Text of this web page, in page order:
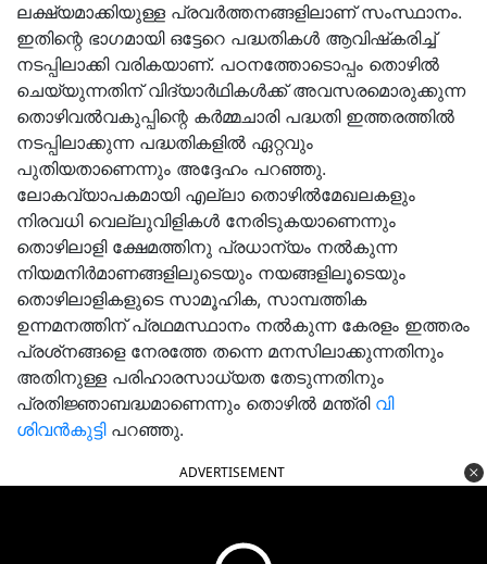
ലക്ഷ്യമാക്കിയുള്ള പ്രവർത്തനങ്ങളിലാണ് സംസ്ഥാനം.
ഇതിന്റെ ഭാഗമായി ഒട്ടേറെ പദ്ധതികൾ ആവിഷ്‌കരിച്ച്
നടപ്പിലാക്കി വരികയാണ്. പഠനത്തോടൊപ്പം തൊഴിൽ
ചെയ്യുന്നതിന് വിദ്യാർഥികൾക്ക് അവസരമൊരുക്കുന്ന
തൊഴിവൽവകുപ്പിന്റെ കർമ്മചാരി പദ്ധതി ഇത്തരത്തിൽ
നടപ്പിലാക്കുന്ന പദ്ധതികളിൽ ഏറ്റവും
പുതിയതാണെന്നും അദ്ദേഹം പറഞ്ഞു.
ലോകവ്യാപകമായി എല്ലാ തൊഴിൽമേഖലകളും
നിരവധി വെല്ലുവിളികൾ നേരിടുകയാണെന്നും
തൊഴിലാളി ക്ഷേമത്തിനു പ്രധാന്യം നൽകുന്ന
നിയമനിർമാണങ്ങളിലുടെയും നയങ്ങളിലൂടെയും
തൊഴിലാളികളുടെ സാമൂഹിക, സാമ്പത്തിക
ഉന്നമനത്തിന് പ്രഥമസ്ഥാനം നൽകുന്ന കേരളം ഇത്തരം
പ്രശ്‌നങ്ങളെ നേരത്തേ തന്നെ മനസിലാക്കുന്നതിനും
അതിനുള്ള പരിഹാരസാധ്യത തേടുന്നതിനും
പ്രതിജ്ഞാബദ്ധമാണെന്നും തൊഴിൽ മന്ത്രി വി
ശിവൻകുട്ടിപറഞ്ഞു.
ADVERTISEMENT